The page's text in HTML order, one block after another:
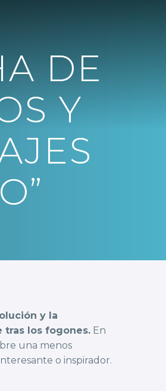
DE
Y
y la
tras los fogones. En
una menos
o inspirador.